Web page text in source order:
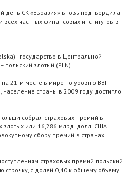
день СК «Евразия» вновь подтвердила
частных финансовых институтов в
- государство в Центральной
польский злотый (PLN).
21-м месте в мире по уровню ВВП
страны в 2009 году достигло
собрал страховых премий в
злотых или 16,286 млрд. долл. США.
сбору премий в странах
страховых премий польский
строчку, с долей 0,40 к общему объему